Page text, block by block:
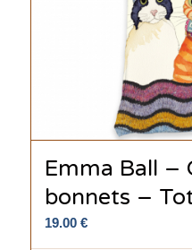
Emma Ball –
bonnets –
19.00 €